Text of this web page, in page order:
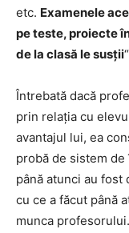
etc. Examenele
pe teste, proiecte
de la clasă le susții
Întrebată dacă
prin relația cu
avantajul lui, ea
probă de sistem de
până atunci au
cu ce a făcut până
munca profesorului.